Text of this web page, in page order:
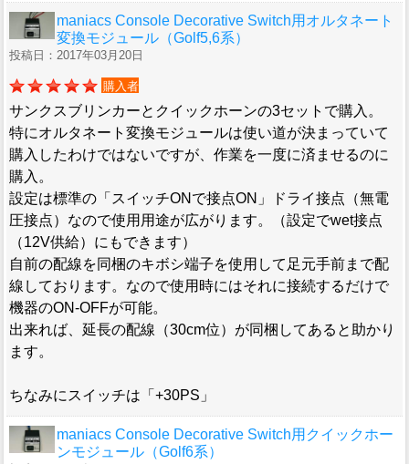
maniacs Console Decorative Switch用オルタネート
変換モジュール（Golf5,6系）
投稿日：2017年03月20日
購入者
サンクスブリンカーとクイックホーンの3セットで購入。
特にオルタネート変換モジュールは使い道が決まっていて
購入したわけではないですが、作業を一度に済ませるのに
購入。
設定は標準の「スイッチONで接点ON」ドライ接点（無電
圧接点）なので使用用途が広がります。（設定でwet接点
（12V供給）にもできます）
自前の配線を同梱のキボシ端子を使用して足元手前まで配
線しております。なので使用時にはそれに接続するだけで
機器のON-OFFが可能。
出来れば、延長の配線（30cm位）が同梱してあると助かり
ます。
ちなみにスイッチは「+30PS」
maniacs Console Decorative Switch用クイックホー
ンモジュール（Golf6系）